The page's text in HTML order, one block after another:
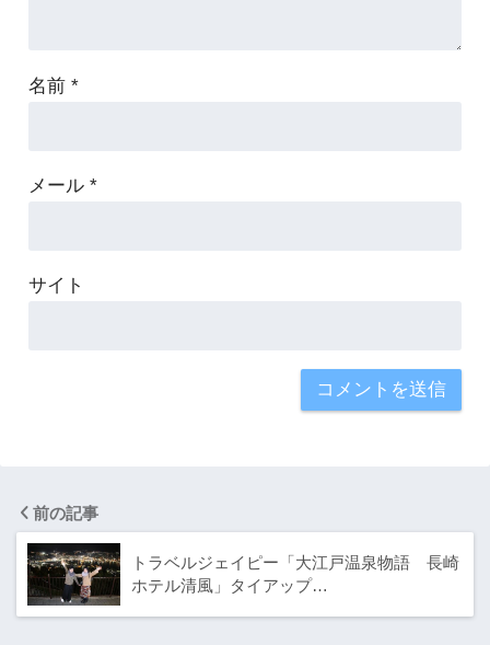
名前 *
メール *
サイト
前の記事
トラベルジェイピー「大江戸温泉物語 長崎
ホテル清風」タイアップ…